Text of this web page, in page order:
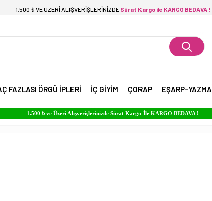
1.500 ₺ VE ÜZERİ ALIŞVERİŞLERİNİZDE Sürat Kargo ile KARGO BEDAVA !
FAZLASI ÖRGÜ İPLERİ İÇ GİYİM ÇORAP EŞARP-YAZMA
1.500 ₺ ve Üzeri Alışverişlerinizde Sürat Kargo İle KARGO BEDAVA !